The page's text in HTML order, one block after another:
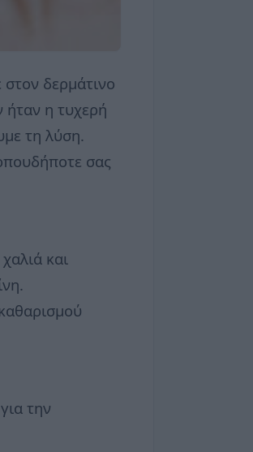
δερμάτινο
ήταν η τυχερή
τη λύση.
σας
και
την